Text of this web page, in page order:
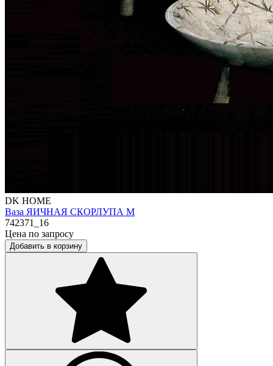
DK HOME
Ваза ЯИЧНАЯ СКОРЛУПА М
742371_16
Цена по запросу
Добавить в корзину